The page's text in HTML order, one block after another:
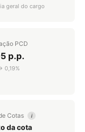
geral do cargo
PCD
p.p.
0,19%
Cotas i
da cota